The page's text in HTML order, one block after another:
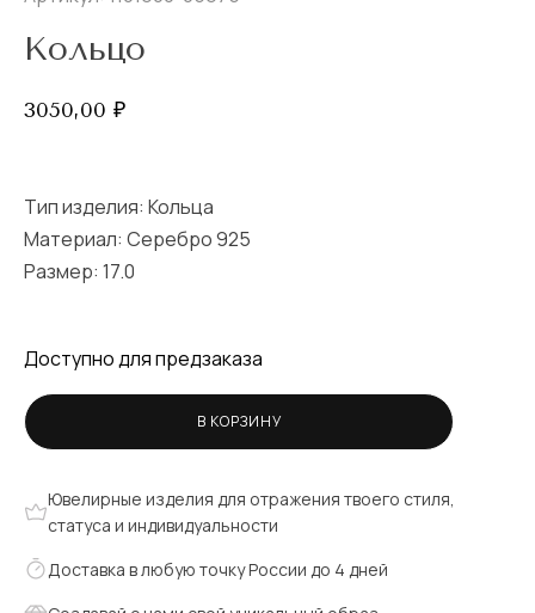
Кольцо
3050,00 ₽
Тип изделия: Кольца
Материал: Серебро 925
Размер: 17.0
Доступно для предзаказа
В КОРЗИНУ
Ювелирные изделия для отражения твоего стиля,
статуса и индивидуальности
Доставка в любую точку России до 4 дней